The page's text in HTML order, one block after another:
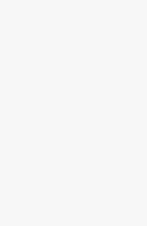
до +70°С.
- рамки с каркасной
и материалом класса
любом положении.